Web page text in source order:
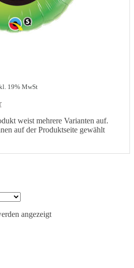
19% MwSt
weist mehrere Varianten auf.
auf der Produktseite gewählt
angezeigt